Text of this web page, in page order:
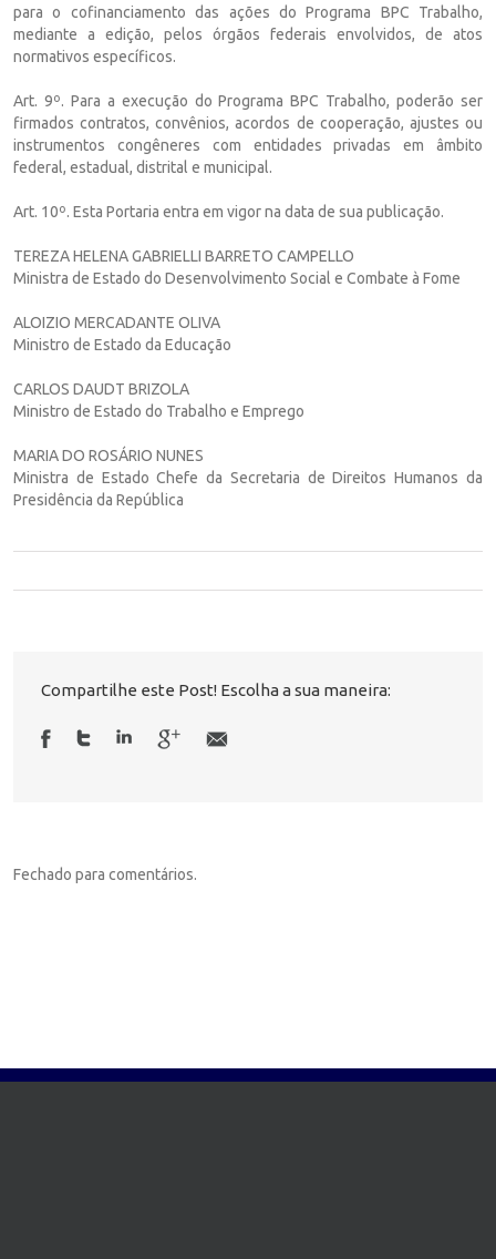
para o cofinanciamento das ações do Programa BPC Trabalho,
mediante a edição, pelos órgãos federais envolvidos, de atos
normativos específicos.
Art. 9º. Para a execução do Programa BPC Trabalho, poderão ser
firmados contratos, convênios, acordos de cooperação, ajustes ou
instrumentos congêneres com entidades privadas em âmbito
federal, estadual, distrital e municipal.
Art. 10º. Esta Portaria entra em vigor na data de sua publicação.
TEREZA HELENA GABRIELLI BARRETO CAMPELLO
Ministra de Estado do Desenvolvimento Social e Combate à Fome
ALOIZIO MERCADANTE OLIVA
Ministro de Estado da Educação
CARLOS DAUDT BRIZOLA
Ministro de Estado do Trabalho e Emprego
MARIA DO ROSÁRIO NUNES
Ministra de Estado Chefe da Secretaria de Direitos Humanos da
Presidência da República
Compartilhe este Post! Escolha a sua maneira:
Fechado para comentários.